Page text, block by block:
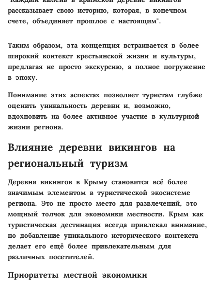
рассказывает свою историю, которая, в конечном
счете, объединяет прошлое с настоящим".
Таким образом, эта концепция встраивается в более
широкий контекст крестьянской жизни и культуры,
предлагая не просто экскурсию, а полное погружение
в эпоху.
Понимание этих аспектах позволяет туристам глубже
оценить уникальность деревни и, возможно,
вдохновить на более активное участие в культурной
жизни региона.
Влияние деревни викингов на
региональный туризм
Деревня викингов в Крыму становится всё более
значимым элементом в туристической экосистеме
региона. Это не просто место для развлечений, это
мощный толчок для экономики местности. Крым как
туристическая дестинация всегда привлекал внимание,
но добавление уникального исторического контекста
делает его ещё более привлекательным для
различных посетителей.
Приоритеты местной экономики